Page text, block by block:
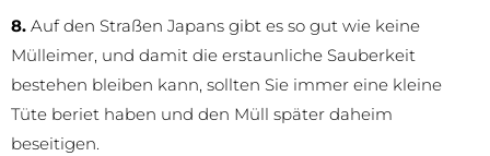
8. Auf den Straßen Japans gibt es so gut wie keine
Mülleimer, und damit die erstaunliche Sauberkeit
bestehen bleiben kann, sollten Sie immer eine kleine
Tüte beriet haben und den Müll später daheim
beseitigen.